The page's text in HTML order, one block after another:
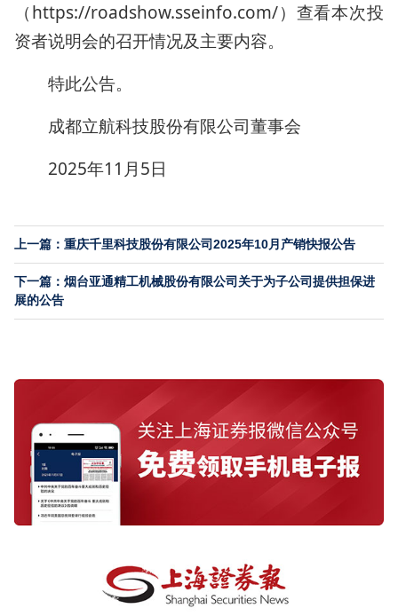
（https://roadshow.sseinfo.com/）查看本次投
资者说明会的召开情况及主要内容。
特此公告。
成都立航科技股份有限公司董事会
2025年11月5日
上一篇：重庆千里科技股份有限公司2025年10月产销快报公告
下一篇：烟台亚通精工机械股份有限公司关于为子公司提供担保进
展的公告